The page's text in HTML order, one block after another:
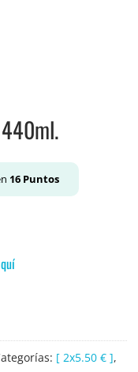
440ml.
16Puntos
[ 2x5.50 € ],